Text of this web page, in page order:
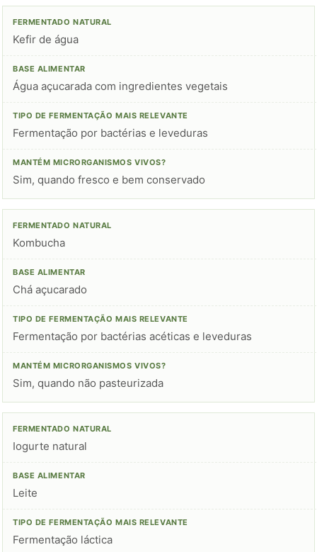
Kefir de água
Água açucarada com ingredientes vegetais
Fermentação por bactérias e leveduras
Sim, quando fresco e bem conservado
Kombucha
Chá açucarado
Fermentação por bactérias acéticas e leveduras
Sim, quando não pasteurizada
Iogurte natural
Leite
Fermentação láctica